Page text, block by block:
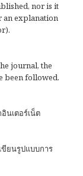
nor is it
an explanation
journal, the
been followed.
นเตอร์เน็ต
ยนรูปแบบการ